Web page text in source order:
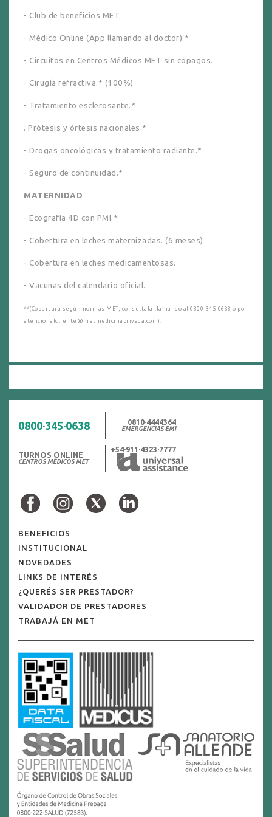
- Club de beneficios MET.
- Médico Online (App llamando al doctor).*
- Circuitos en Centros Médicos MET sin copagos.
- Cirugía refractiva.* (100%)
- Tratamiento esclerosante.*
. Prótesis y órtesis nacionales.*
- Drogas oncológicas y tratamiento radiante.*
- Seguro de continuidad.*
MATERNIDAD
- Ecografía 4D con PMI.*
- Cobertura en leches maternizadas. (6 meses)
- Cobertura en leches medicamentosas.
- Vacunas del calendario oficial.
**(Cobertura según normas MET, consultala llamando al 0800-345-0638 o por
atencionalcliente@metmedicinaprivada.com).
0800·345·0638 0810·4444364
EMERGENCIAS·EMI
TURNOS ONLINE
CENTROS MÉDICOS MET
+54·911·4323·7777
BENEFICIOS
INSTITUCIONAL
NOVEDADES
LINKS DE INTERÉS
¿QUERÉS SER PRESTADOR?
VALIDADOR DE PRESTADORES
TRABAJÁ EN MET